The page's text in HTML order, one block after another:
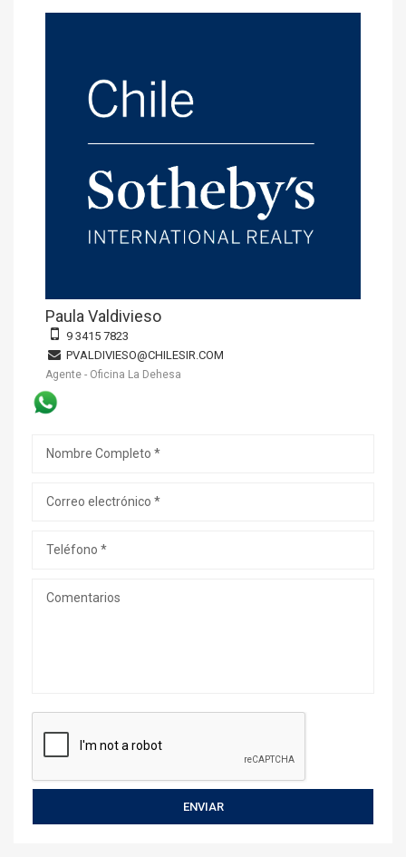
Paula Valdivieso
9 3415 7823
PVALDIVIESO@CHILESIR.COM
Agente - Oficina La Dehesa